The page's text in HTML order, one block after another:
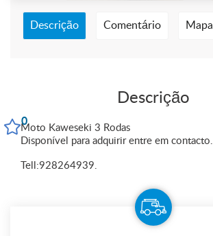
0
Descrição Comentário Mapa
Descrição
Moto Kaweseki 3 Rodas
Disponível para adquirir entre em contacto.
Tell:928264939.